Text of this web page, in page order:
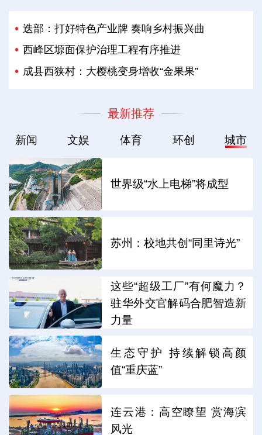
迭部：打好特色产业牌 奏响乡村振兴曲
西峰区塬面保护治理工程有序推进
成县西狭村：大樱桃变身增收“金果果”
最新推荐
新闻 文娱 体育 环创 城市
世界级“水上电梯”将成型
苏州：校地共创“同里诗光”
这些“超级工厂”有何魔力？
驻华外交官解码合肥智造新
力量
生态守护 持续解锁高颜
值“重庆蓝”
连云港：高空瞭望 赏海滨
风光